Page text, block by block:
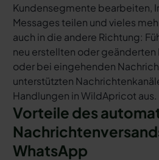
Kundensegmente bearbeiten,
Messages teilen und vieles
auch in die andere Richtung:
neu erstellten oder geänderten
oder bei eingehenden
unterstützten
Handlungen in WildApricot aus.
Vorteile des
WhatsApp